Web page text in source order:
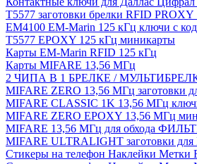
T5577 заготовки брелки RFID PROXY
EM4100 EM-Marin 125 кГц ключи с
T5577 EPOXY 125 кГц миникарты
Карты EM-Marin RFID 125 кГц
Карты MIFARE 13,56 МГц
2 ЧИПА В 1 БРЕЛКЕ /
MIFARE ZERO 13,56 МГц заготовки
MIFARE CLASSIC 1K 13,56 МГц
MIFARE ZERO EPOXY 13,56 МГц
MIFARE 13,56 МГц для обхода
MIFARE ULTRALIGHT заготовки
Стикеры на телефон Наклейки Метки